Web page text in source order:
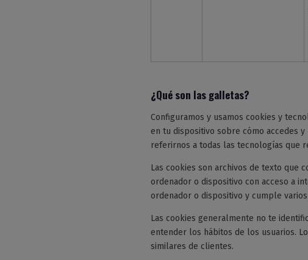
¿Qué son las galletas?
Configuramos y usamos cookies y
en tu dispositivo sobre cómo accedes
referirnos a todas las tecnologías que
Las cookies son archivos de texto que
ordenador o dispositivo con acceso a
ordenador o dispositivo y cumple
Las cookies generalmente no te
entender los hábitos de los usuarios.
similares de clientes.